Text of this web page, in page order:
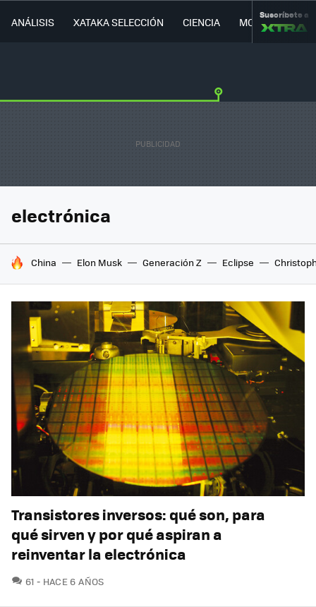
ANÁLISIS XATAKA SELECCIÓN CIENCIA MOVILIDAD
Suscríbete a
electrónica
HOY SE HABLA DE
China Elon Musk Generación Z Eclipse
Transistores inversos: qué son, para
qué sirven y por qué aspiran a
reinventar la electrónica
61 COMENTARIOS
HACE 6 AÑOS